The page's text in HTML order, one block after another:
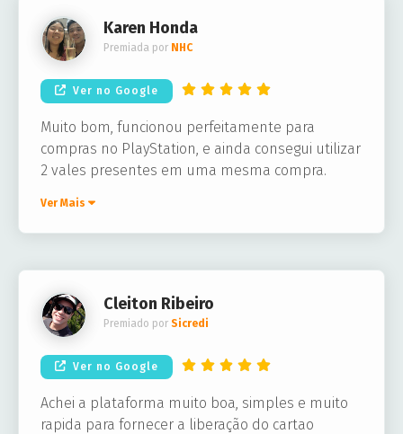
Karen Honda
Premiada por NHC
Ver no Google
Muito bom, funcionou perfeitamente para
compras no PlayStation, e ainda consegui utilizar
2 vales presentes em uma mesma compra.
Ver Mais
Cleiton Ribeiro
Premiado por Sicredi
Ver no Google
Achei a plataforma muito boa, simples e muito
rapida para fornecer a liberação do cartao